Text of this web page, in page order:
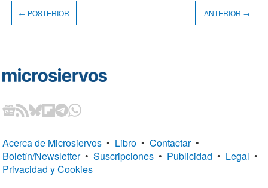
← POSTERIOR ANTERIOR →
Acerca de Microsiervos • Libro • Contactar •
Boletín/Newsletter • Suscripciones • Publicidad • Legal •
Privacidad y Cookies